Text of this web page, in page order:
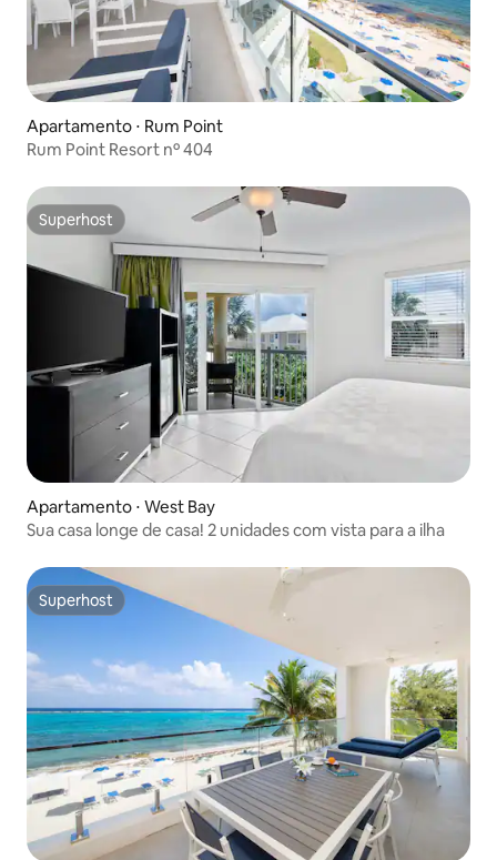
Apartamento ⋅ Rum Point
Rum Point Resort nº 404
Superhost
Superhost
Apartamento ⋅ West Bay
Sua casa longe de casa! 2 unidades com vista para a ilha
Superhost
Superhost